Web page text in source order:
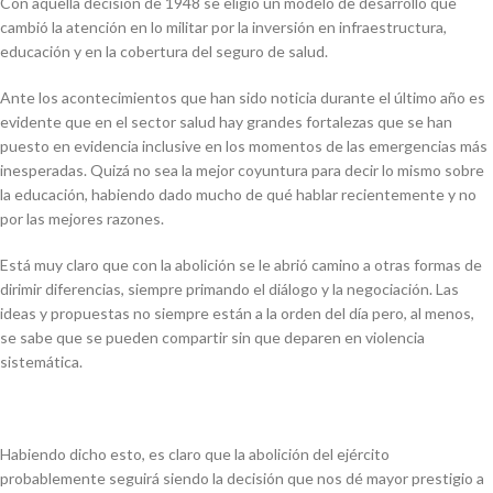
cambió la atención en lo militar por la inversión en infraestructura,
educación y en la cobertura del seguro de salud.
Ante los acontecimientos que han sido noticia durante el último año es
evidente que en el sector salud hay grandes fortalezas que se han
puesto en evidencia inclusive en los momentos de las emergencias más
inesperadas. Quizá no sea la mejor coyuntura para decir lo mismo sobre
la educación, habiendo dado mucho de qué hablar recientemente y no
por las mejores razones.
Está muy claro que con la abolición se le abrió camino a otras formas de
dirimir diferencias, siempre primando el diálogo y la negociación. Las
ideas y propuestas no siempre están a la orden del día pero, al menos,
se sabe que se pueden compartir sin que deparen en violencia
sistemática.
Habiendo dicho esto, es claro que la abolición del ejército
probablemente seguirá siendo la decisión que nos dé mayor prestigio a